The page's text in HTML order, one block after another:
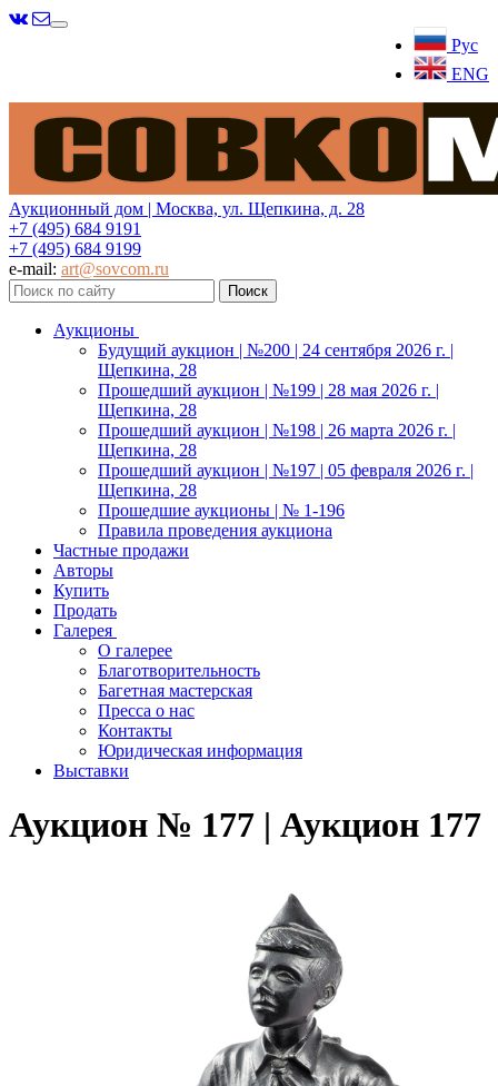
Рус
ENG
Меню
Аукционный дом | Москва, ул. Щепкина, д. 28
+7 (495) 684 9191
+7 (495) 684 9199
e-mail: art@sovcom.ru
Аукционы
Будущий аукцион | №200 | 24 сентября 2026 г. |
Щепкина, 28
Прошедший аукцион | №199 | 28 мая 2026 г. |
Щепкина, 28
Прошедший аукцион | №198 | 26 марта 2026 г. |
Щепкина, 28
Прошедший аукцион | №197 | 05 февраля 2026 г. |
Щепкина, 28
Прошедшие аукционы | № 1-196
Правила проведения аукциона
Частные продажи
Авторы
Купить
Продать
Галерея
О галерее
Благотворительность
Багетная мастерская
Пресса о нас
Контакты
Юридическая информация
Выставки
Аукцион № 177 | Аукцион 177